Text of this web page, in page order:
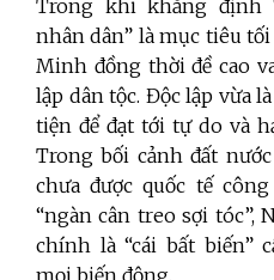
Trong khi khẳng định
nhân dân” là mục tiêu
Minh đồng thời đề cao
lập dân tộc. Độc lập vừa
tiện để đạt tới tự do và
Trong bối cảnh đất
chưa được quốc tế
“ngàn cân treo sợi tóc”,
chính là “cái bất biến”